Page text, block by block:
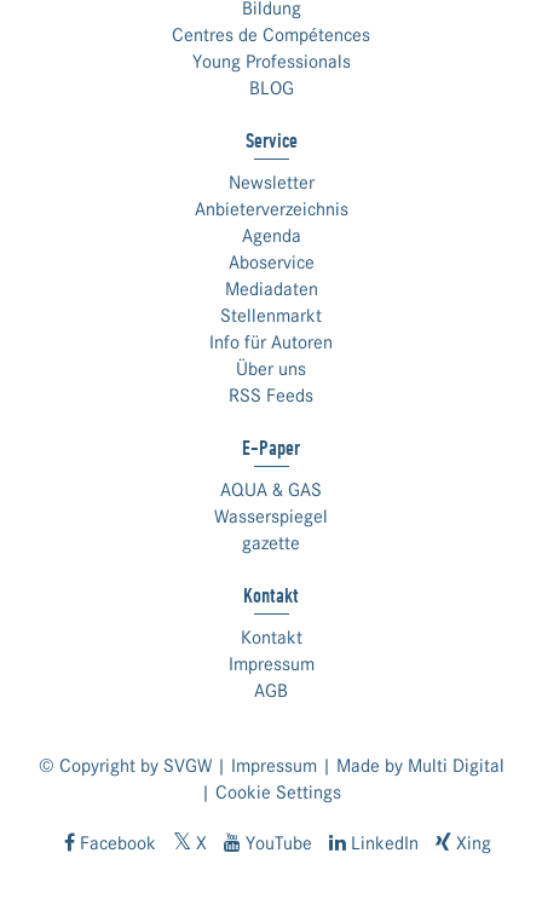
Bildung
Centres de Compétences
Young Professionals
BLOG
Service
Newsletter
Anbieterverzeichnis
Agenda
Aboservice
Mediadaten
Stellenmarkt
Info für Autoren
Über uns
RSS Feeds
E-Paper
AQUA & GAS
Wasserspiegel
gazette
Kontakt
Kontakt
Impressum
AGB
© Copyright by SVGW | Impressum| Made by Multi Digital
| Cookie Settings
Facebook X YouTube LinkedIn Xing